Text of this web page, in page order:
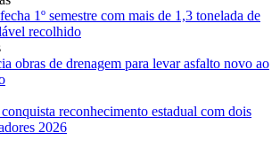
1º semestre com mais de 1,3 tonelada de
recolhido
obras de drenagem para levar asfalto novo ao
reconhecimento estadual com dois
2026